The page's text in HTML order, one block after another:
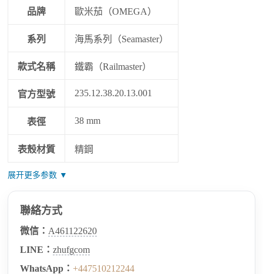
品牌 歐米茄（OMEGA）
系列 海馬系列（Seamaster）
款式名稱 鐵霸（Railmaster）
官方型號 235.12.38.20.13.001
表徑 38 mm
表殼材質 精鋼
展开更多参数 ▼
聯絡方式
微信： A461122620
LINE：zhufgcom
WhatsApp：+447510212244